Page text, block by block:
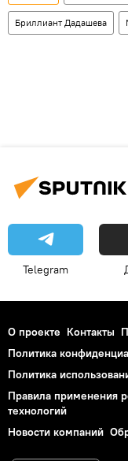
Бриллиант Дадашева
Telegram
О проекте Контакты
Политика
Политика
Правила применения
технологий
Новости компаний